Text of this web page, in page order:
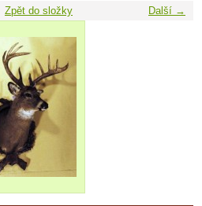
Další →
Zpět do složky